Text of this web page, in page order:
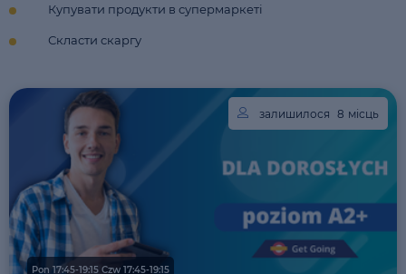
Купувати продукти в супермаркеті
Скласти скаргу
залишилося 8 місць
Pon 17:45-19:15 Czw 17:45-19:15